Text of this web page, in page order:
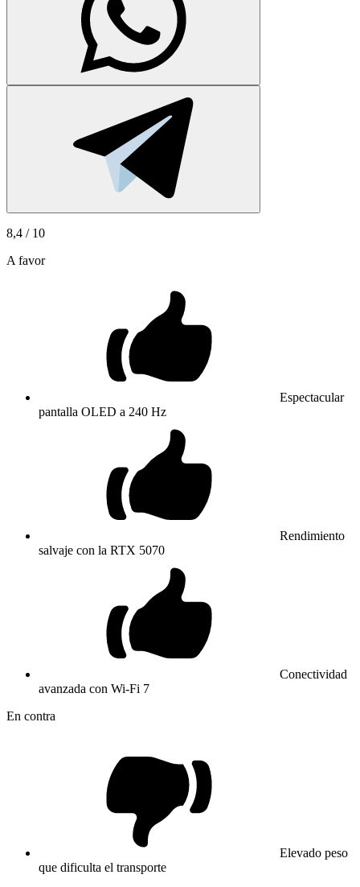
8,4 / 10
A favor
Espectacular
pantalla OLED a 240 Hz
Rendimiento
salvaje con la RTX 5070
Conectividad
avanzada con Wi-Fi 7
En contra
Elevado peso
que dificulta el transporte